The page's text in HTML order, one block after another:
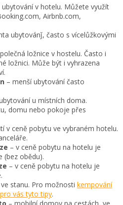
v hotelu. Můžete využít
Airbnb.com,
ubytovánǰ, často s vícelůžkovými
ložnice v hostelu. Často i
ložnici. Může být i vyhrazena
– menší ubytování často
u místních doma.
domu nebo pokoje přes
v ceně pobytu ve vybraném hotelu.
– v ceně pobytu na hotelu je
(bez obědu).
– v ceně pobytu na hotelu je
stanu. Pro možnosti kempování
vás tyto tipy.